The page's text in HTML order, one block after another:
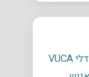
ניהול בעולם כאוטי: תפקידם של מודלי VUCA